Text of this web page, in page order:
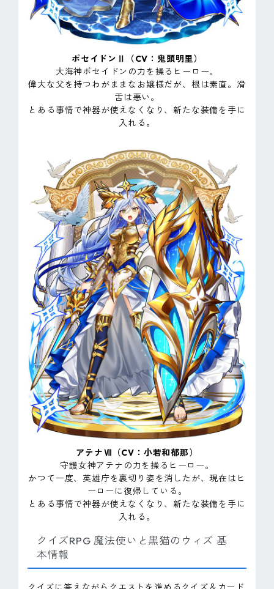
ポセイドンⅡ（CV：鬼頭明里）
大海神ポセイドンの力を操るヒーロー。
偉大な父を持つわがままなお嬢様だが、根は素直。滑
舌は悪い。
とある事情で神器が使えなくなり、新たな装備を手に
入れる。
アテナⅦ（CV：小若和郁那）
守護女神アテナの力を操るヒーロー。
かつて一度、英雄庁を裏切り姿を消したが、現在はヒ
ーローに復帰している。
とある事情で神器が使えなくなり、新たな装備を手に
入れる。
クイズRPG 魔法使いと黒猫のウィズ 基
本情報